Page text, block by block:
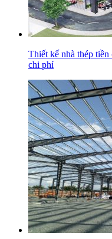
Thiết kế nhà thép
chi phí